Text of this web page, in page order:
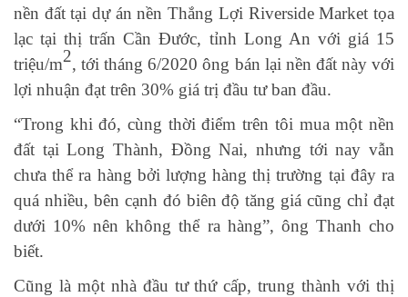
nền đất tại dự án nền Thắng Lợi Riverside Market tọa
lạc tại thị trấn Cần Đước, tỉnh Long An với giá 15
triệu/m2, tới tháng 6/2020 ông bán lại nền đất này với
lợi nhuận đạt trên 30% giá trị đầu tư ban đầu.
“Trong khi đó, cùng thời điểm trên tôi mua một nền
đất tại Long Thành, Đồng Nai, nhưng tới nay vẫn
chưa thể ra hàng bởi lượng hàng thị trường tại đây ra
quá nhiều, bên cạnh đó biên độ tăng giá cũng chỉ đạt
dưới 10% nên không thể ra hàng”, ông Thanh cho
biết.
Cũng là một nhà đầu tư thứ cấp, trung thành với thị